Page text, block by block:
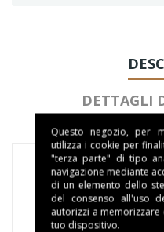
DETTAGLI
Questo negozio, per
utilizza i cookie per
"terza parte" di tipo
navigazione mediante
di un elemento dello
del consenso all'uso
autorizzi a
tuo dispositivo.